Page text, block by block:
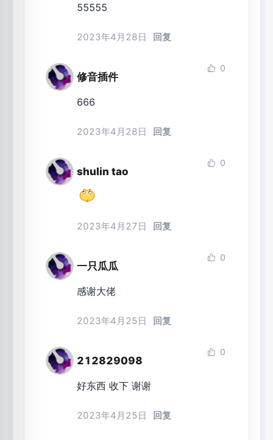
55555
2023年4月28日 回复
修音插件
0
666
2023年4月28日 回复
shulin tao
0
2023年4月27日 回复
一只瓜瓜
0
感谢大佬
2023年4月25日 回复
212829098
0
好东西 收下 谢谢
2023年4月25日 回复